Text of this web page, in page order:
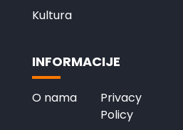
Kultura
INFORMACIJE
O nama
Privacy
Policy